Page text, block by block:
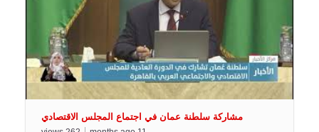
مشاركة سلطنة عمان في اجتماع المجلس الاقتصادي